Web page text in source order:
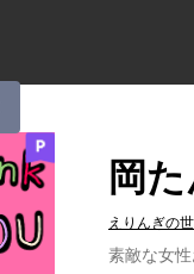
岡
えりんぎの
素敵な女性